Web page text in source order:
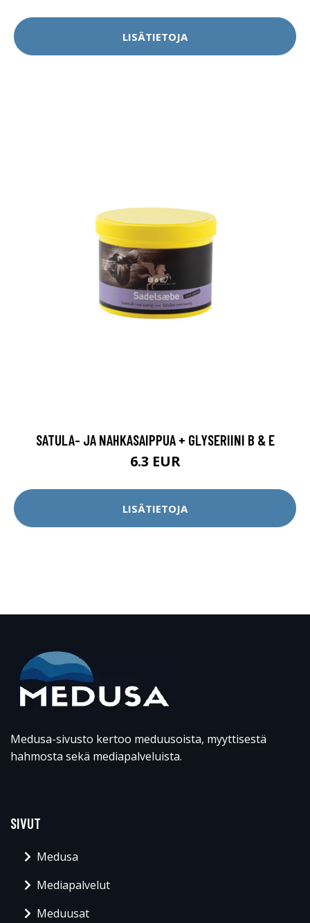
LISÄTIETOJA
SATULA- JA NAHKASAIPPUA + GLYSERIINI B & E
6.3 EUR
LISÄTIETOJA
Medusa-sivusto kertoo meduusoista, myyttisestä
hahmosta sekä mediapalveluista.
SIVUT
Medusa
Mediapalvelut
Meduusat